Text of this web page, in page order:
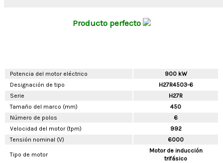
Producto perfecto
Potencia del motor eléctrico
900 kW
Designación de tipo
H27R4503-6
Serie
H27R
Tamaño del marco (mm)
450
Número de polos
6
Velocidad del motor (tpm)
992
Tensión nominal (V)
6000
Tipo de motor
Motor de inducción
trifásico